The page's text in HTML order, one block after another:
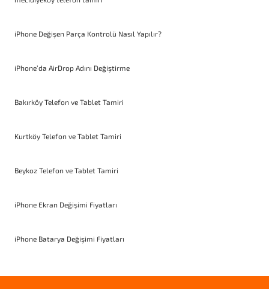
iPhone Değişen Parça Kontrolü Nasıl Yapılır?
iPhone’da AirDrop Adını Değiştirme
Bakırköy Telefon ve Tablet Tamiri
Kurtköy Telefon ve Tablet Tamiri
Beykoz Telefon ve Tablet Tamiri
iPhone Ekran Değişimi Fiyatları
iPhone Batarya Değişimi Fiyatları